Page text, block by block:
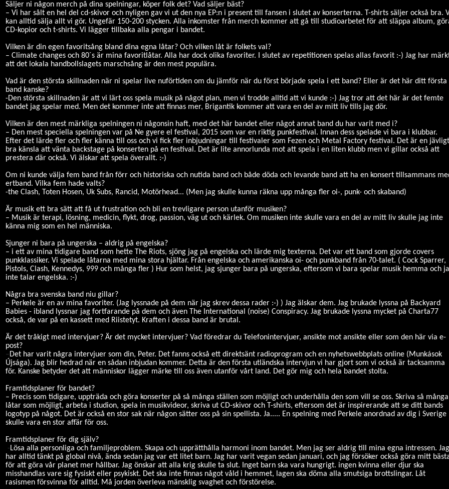
Säljer ni någon merch på dina spelningar, köper folk det? Vad säljer bäst?
– Vi har sålt en hel del cd-skivor och nyligen gav vi ut den nya EP:n i present till fansen i slutet av konserterna. T-shirts säljer också bra.
kan alltid sälja allt vi gör. Ungefär 150-200 stycken. Alla inkomster från merch kommer att gå till studioarbetet för att släppa album,
CD-kopior och t-shirts. Vi lägger tillbaka alla pengar i bandet.
Vilken är din egen favoritsång bland dina egna låtar? Och vilken låt är folkets val?
– Climate changes och 80´s är mina favoritlåtar. Alla har dock olika favoriter. I slutet av repetitionen spelas allas favorit :-) Jag har
att det lokala handbollslagets marschsång är den mest populära.
Vad är den största skillnaden när ni spelar live nuförtiden om du jämför när du först började spela i ett band? Eller är det här ditt första
band kanske?
-Den största skillnaden är att vi lärt oss spela musik på något plan, men vi trodde alltid att vi kunde :-) Jag tror att det här är det femte
bandet jag spelar med. Men det kommer inte att finnas mer, Brigantik kommer att vara en del av mitt liv tills jag dör.
Vilken är den mest märkliga spelningen ni någonsin haft, med det här bandet eller något annat band du har varit med i?
– Den mest speciella spelningen var på Ne gyere el festival, 2015 som var en riktig punkfestival. Innan dess spelade vi bara i klubbar.
Efter det lärde fler och fler känna till oss och vi fick fler inbjudningar till festivaler som Fezen och Metal Factory festival. Det är en jävligt
bra känsla att vänta backstage på konserten på en festival. Det är lite annorlunda mot att spela i en liten klubb men vi gillar också att
prestera där också. Vi älskar att spela överallt. :-)
Om ni kunde välja fem band från förr och historiska och nutida band och både döda och levande band att ha en konsert tillsammans
ertband. Vilka fem hade valts?
-the Clash, Toten Hosen, Uk Subs, Rancid, Motörhead... (Men jag skulle kunna räkna upp många fler oi-, punk- och skaband)
Är musik ett bra sätt att få ut frustration och bli en trevligare person utanför musiken?
– Musik är terapi, lösning, medicin, flykt, drog, passion, väg ut och kärlek. Om musiken inte skulle vara en del av mitt liv skulle jag inte
känna mig som en hel människa.
Sjunger ni bara på ungerska – aldrig på engelska?
– i ett av mina tidigare band som hette The Riots, sjöng jag på engelska och lärde mig texterna. Det var ett band som gjorde covers
punkklassiker. Vi spelade låtarna med mina stora hjältar. Från engelska och amerikanska oi- och punkband från 70-talet. ( Cock Sparrer,
Pistols, Clash, Kennedys, 999 och många fler ) Hur som helst, jag sjunger bara på ungerska, eftersom vi bara spelar musik hemma och
inte talar engelska. :-)
Några bra svenska band niu gillar?
– Perkele är en av mina favoriter. (Jag lyssnade på dem när jag skrev dessa rader :-) ) Jag älskar dem. Jag brukade lyssna på Backyard
Babies - ibland lyssnar jag fortfarande på dem och även The International (noise) Conspiracy. Jag brukade lyssna mycket på Charta77
också, de var på en kassett med Riistetyt. Kraften i dessa band är brutal.
Är det tråkigt med intervjuer? Är det mycket intervjuer? Vad föredrar du Telefonintervjuer, ansikte mot ansikte eller som den här via e-
post?
–Det har varit några intervjuer som din, Peter. Det fanns också ett direktsänt radioprogram och en nyhetswebbplats online (Munkások
Újsága). Jag blir hedrad när en sådan inbjudan kommer. Detta är den första utländska intervjun vi har gjort som vi också är tacksamma
för. Kanske betyder det att människor lägger märke till oss även utanför vårt land. Det gör mig och hela bandet stolta.
Framtidsplaner för bandet?
– Precis som tidigare, uppträda och göra konserter på så många ställen som möjligt och underhålla den som vill se oss. Skriva så många
låtar som möjligt, arbeta i studion, spela in musikvideor, skriva ut CD-skivor och T-shirts, eftersom det är inspirerande att se ditt bands
logotyp på något. Det är också en stor sak när någon sätter oss på sin spellista. Ja..... En spelning med Perkele anordnad av dig i Sverige
skulle vara en stor affär för oss.
Framtidsplaner för dig själv?
-Lösa alla personliga och familjeproblem. Skapa och upprätthålla harmoni inom bandet. Men jag ser aldrig till mina egna intressen. Jag
har alltid tänkt på global nivå, ända sedan jag var ett litet barn. Jag har varit vegan sedan januari, och jag försöker också göra mitt
för att göra vår planet mer hållbar. Jag önskar att alla krig skulle ta slut. Inget barn ska vara hungrigt. ingen kvinna eller djur ska
misshandlas vare sig fysiskt eller psykiskt. Det ska inte finnas något våld i hemmet, lagen ska döma alla smutsiga brottslingar. Låt
rasismen försvinna för alltid. Må jorden överleva mänsklig svaghet och förstörelse.